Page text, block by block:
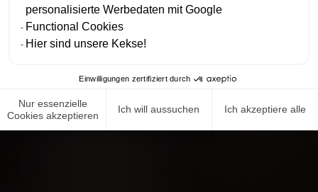
personalisierte Werbedaten mit Google
Functional Cookies
Hier sind unsere Kekse!
Einwilligungen zertifiziert durch
Nur essenzielle
Cookies akzeptieren
Ich will aussuchen Ich akzeptiere alle